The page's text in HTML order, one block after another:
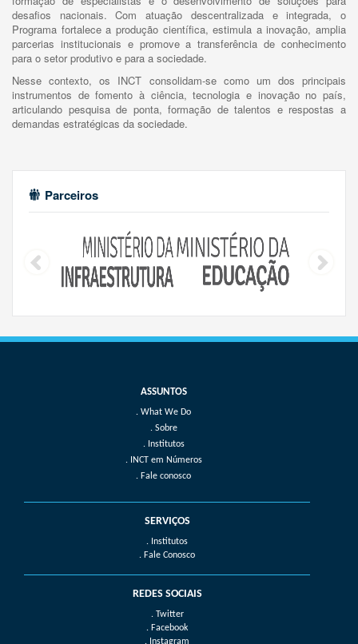
desafios nacionais. Com atuação descentralizada e integrada, o
Programa fortalece a produção científica, estimula a inovação, amplia
parcerias institucionais e promove a transferência de conhecimento
para o setor produtivo e para a sociedade.
Nesse contexto, os INCT consolidam-se como um dos principais
instrumentos de fomento à ciência, tecnologia e inovação no país,
articulando pesquisa de ponta, formação de talentos e respostas a
demandas estratégicas da sociedade.
Parceiros
What We Do
Sobre
Institutos
INCT em Números
Fale conosco
SERVIÇOS
. Institutos
. Fale Conosco
REDES SOCIAIS
. Twitter
. Facebook
. Instagram